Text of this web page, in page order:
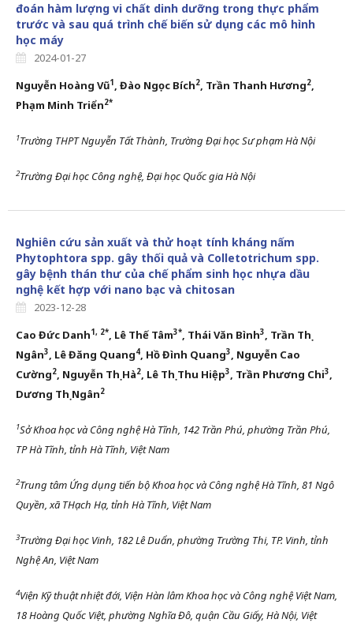
đoán hàm lượng vi chất dinh dưỡng trong thực phẩm
trước và sau quá trình chế biến sử dụng các mô hình
học máy
2024-01-27
Nguyễn Hoàng Vũ1 , Đào Ngọc Bích2, Trần Thanh Hương2,
Phạm Minh Triển2*
1Trường THPTNguyễn Tất Thành, Trường Đại học Sư phạm Hà Nội
2Trường Đại học Công nghệ, Đại học Quốc gia Hà Nội
Nghiên cứu sản xuất và thử hoạt tính kháng nấm
Phytophtora spp. gây thối quả và Colletotrichum spp.
gây bệnh thán thư của chế phẩm sinh học nhựa dầu
nghệ kết hợp với nano bạc và chitosan
2023-12-28
Cao Đức Danh1, 2*, Lê Thế Tâm3*, Thái Văn Bình3, Trần Thị
Ngân3, Lê Đăng Quang4, Hồ Đình Quang3, Nguyễn Cao
Cường2, Nguyễn Thị Hà2, Lê Thị Thu Hiệp3, Trần Phương Chi3,
Dương Thị Ngân2
1Sở Khoa học và Công nghệ Hà Tĩnh, 142 Trần Phú, phường Trần Phú,
TP Hà Tĩnh, tỉnh Hà Tĩnh, Việt Nam
2Trung tâm Ứng dụng tiến bộ Khoa học và Công nghệ Hà Tĩnh, 81 Ngô
Quyền, xã THạch Hạ, tỉnh Hà Tĩnh, Việt Nam
3Trường Đại học Vinh, 182 Lê Duẩn, phường Trường Thi, TP. Vinh, tỉnh
Nghệ An, Việt Nam
4Viện Kỹ thuật nhiệt đới, Viện Hàn lâm Khoa học và Công nghệ Việt Nam,
18 Hoàng Quốc Việt, phường Nghĩa Đô, quận Cầu Giấy, Hà Nội, Việt